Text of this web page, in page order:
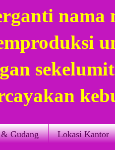
nama
Gudang Lokasi Kantor